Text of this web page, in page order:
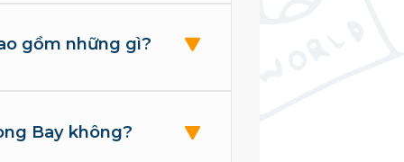
gồm những gì?
Bay không?